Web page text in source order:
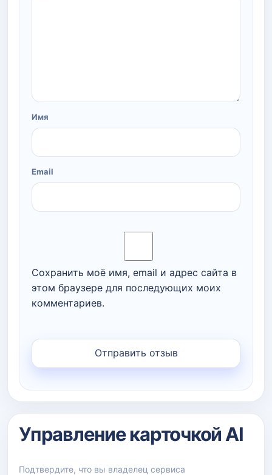
Имя
Email
Сохранить моё имя, email и адрес сайта в
этом браузере для последующих моих
комментариев.
Управление карточкой AI
Подтвердите, что вы владелец сервиса